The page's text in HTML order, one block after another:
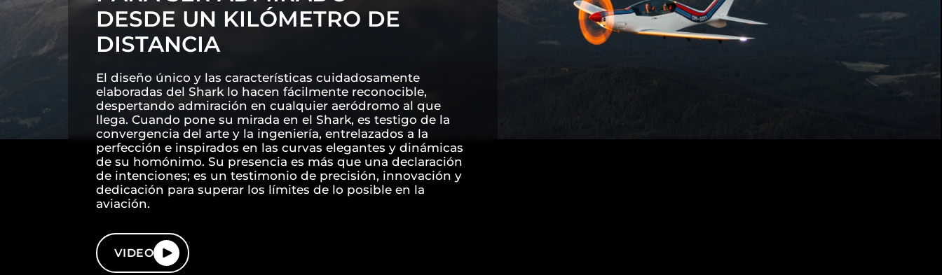
DESDE UN KILÓMETRO DE
DISTANCIA
El diseño único y las características cuidadosamente
elaboradas del Shark lo hacen fácilmente reconocible,
despertando admiración en cualquier aeródromo al que
llega. Cuando pone su mirada en el Shark, es testigo de la
convergencia del arte y la ingeniería, entrelazados a la
perfección e inspirados en las curvas elegantes y dinámicas
de su homónimo. Su presencia es más que una declaración
de intenciones; es un testimonio de precisión, innovación y
dedicación para superar los límites de lo posible en la
aviación.
VIDEO